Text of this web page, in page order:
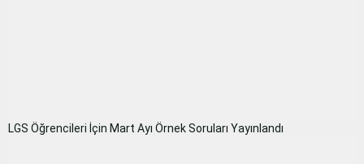
LGS Öğrencileri İçin Mart Ayı Örnek Soruları Yayınlandı